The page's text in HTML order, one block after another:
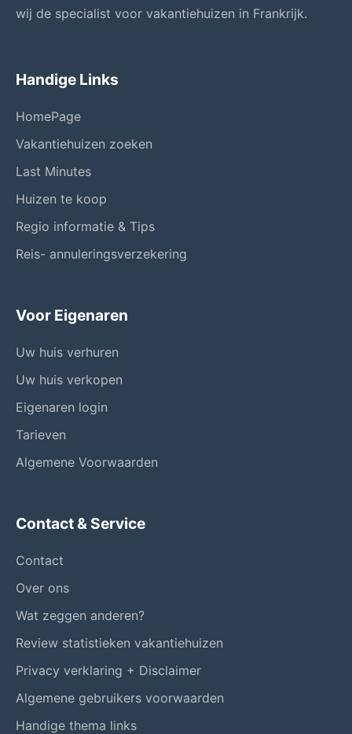
wij de specialist voor vakantiehuizen in Frankrijk.
Handige Links
HomePage
Vakantiehuizen zoeken
Last Minutes
Huizen te koop
Regio informatie & Tips
Reis- annuleringsverzekering
Voor Eigenaren
Uw huis verhuren
Uw huis verkopen
Eigenaren login
Tarieven
Algemene Voorwaarden
Contact & Service
Contact
Over ons
Wat zeggen anderen?
Review statistieken vakantiehuizen
Privacy verklaring + Disclaimer
Algemene gebruikers voorwaarden
Handige thema links